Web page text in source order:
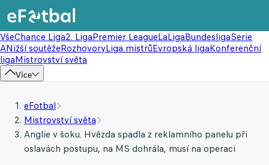
VšeChance Liga2. LigaPremier LeagueLaLigaBundesligaSerie
ANižší soutěžeRozhovoryLiga mistrůEvropská ligaKonferenční
ligaMistrovství světa
Více
eFotbal
Mistrovství světa
Anglie v šoku. Hvězda spadla z reklamního panelu při
oslavách postupu, na MS dohrála, musí na operaci